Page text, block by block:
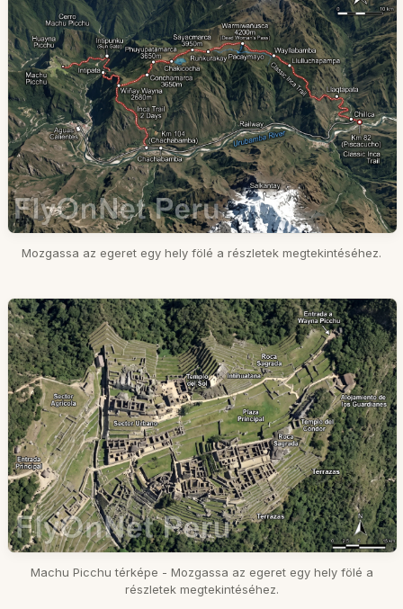
Mozgassa az egeret egy hely fölé a részletek megtekintéséhez.
Machu Picchu térképe - Mozgassa az egeret egy hely fölé a
részletek megtekintéséhez.